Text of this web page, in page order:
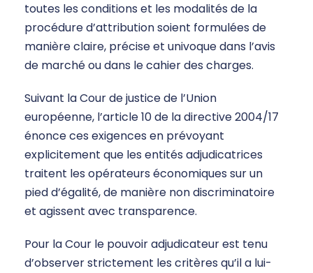
toutes les conditions et les modalités de la
procédure d’attribution soient formulées de
manière claire, précise et univoque dans l’avis
de marché ou dans le cahier des charges.
Suivant la Cour de justice de l’Union
européenne, l’article 10 de la directive 2004/17
énonce ces exigences en prévoyant
explicitement que les entités adjudicatrices
traitent les opérateurs économiques sur un
pied d’égalité, de manière non discriminatoire
et agissent avec transparence.
Pour la Cour le pouvoir adjudicateur est tenu
d’observer strictement les critères qu’il a lui-